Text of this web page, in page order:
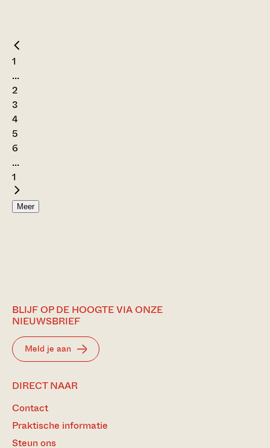
1
...
2
3
4
5
6
...
1
Meer
BLIJF OP DE HOOGTE VIA ONZE
NIEUWSBRIEF
Meld je aan
DIRECT NAAR
Contact
Praktische informatie
Steun ons